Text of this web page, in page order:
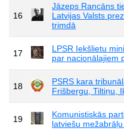
16
Jāzeps Rancāns
Latvijas Valsts
trimdā
17
LPSR Iekšlietu
par nacionālajiem
18
PSRS kara
Frišbergu, Tiltiņu,
19
Komunistiskās
latviešu